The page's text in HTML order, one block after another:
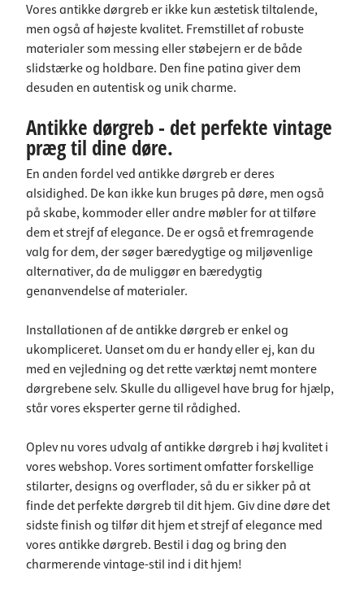
Vores antikke dørgreb er ikke kun æstetisk tiltalende,
men også af højeste kvalitet. Fremstillet af robuste
materialer som messing eller støbejern er de både
slidstærke og holdbare. Den fine patina giver dem
desuden en autentisk og unik charme.
Antikke dørgreb - det perfekte vintage
præg til dine døre.
En anden fordel ved antikke dørgreb er deres
alsidighed. De kan ikke kun bruges på døre, men også
på skabe, kommoder eller andre møbler for at tilføre
dem et strejf af elegance. De er også et fremragende
valg for dem, der søger bæredygtige og miljøvenlige
alternativer, da de muliggør en bæredygtig
genanvendelse af materialer.
Installationen af de antikke dørgreb er enkel og
ukompliceret. Uanset om du er handy eller ej, kan du
med en vejledning og det rette værktøj nemt montere
dørgrebene selv. Skulle du alligevel have brug for hjælp,
står vores eksperter gerne til rådighed.
Oplev nu vores udvalg af antikke dørgreb i høj kvalitet i
vores webshop. Vores sortiment omfatter forskellige
stilarter, designs og overflader, så du er sikker på at
finde det perfekte dørgreb til dit hjem. Giv dine døre det
sidste finish og tilfør dit hjem et strejf af elegance med
vores antikke dørgreb. Bestil i dag og bring den
charmerende vintage-stil ind i dit hjem!